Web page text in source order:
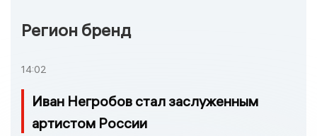
Регион бренд
14:02
Иван Негробов стал заслуженным
артистом России